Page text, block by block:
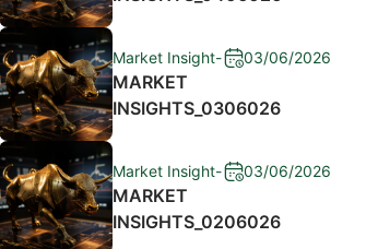
Market Insight- 03/06/2026
MARKET
INSIGHTS_0306026
Market Insight- 03/06/2026
MARKET
INSIGHTS_0206026